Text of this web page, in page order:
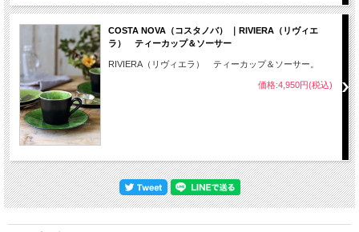
COSTA NOVA（コスタノバ） ｜RIVIERA（リヴィエ
ラ） ティーカップ＆ソーサー
RIVIERA（リヴィエラ） ティーカップ＆ソーサー。
価格:4,950円(税込)